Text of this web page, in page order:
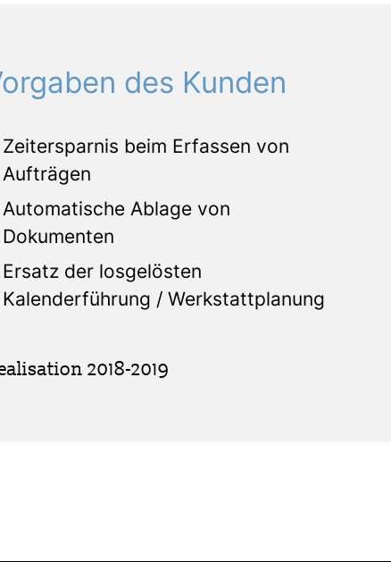
des Kunden
Zeitersparnis beim Erfassen von
Aufträgen
Automatische Ablage von
Dokumenten
Ersatz der losgelösten
Kalenderführung / Werkstattplanung
2018-2019